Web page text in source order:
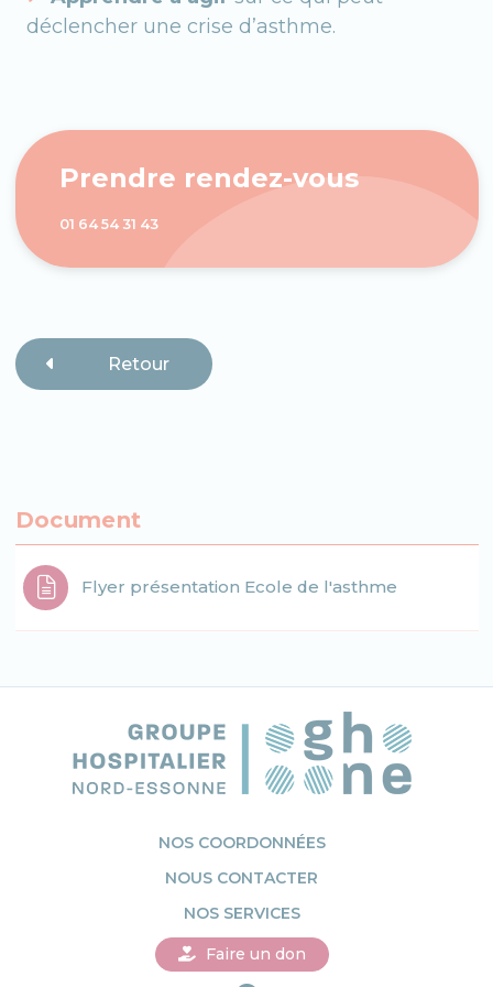
déclencher une crise d’asthme.
Prendre rendez-vous
01 64 54 31 43
Retour
Document
Flyer présentation Ecole de l'asthme
NOS COORDONNÉES
NOUS CONTACTER
NOS SERVICES
Faire un don